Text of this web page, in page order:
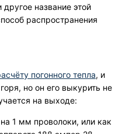
название этой
распространения
погонного тепла, и
но он его выкурить не
на выходе:
1 мм проволоки, или как